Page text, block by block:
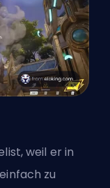
weil er in
zu